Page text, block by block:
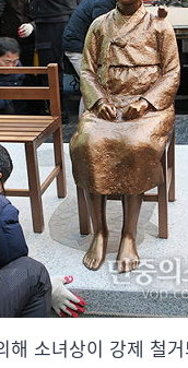
해 소녀상이 강제 철